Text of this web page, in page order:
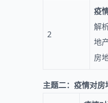
2
疫
解
地
房
主题二：疫情对